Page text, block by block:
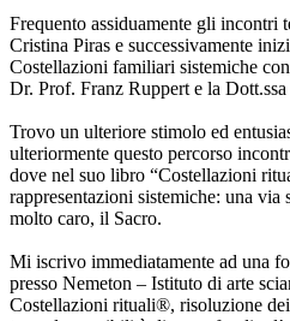
Frequento assiduamente gli incontri
Cristina Piras e successivamente
Costellazioni familiari sistemiche
Dr. Prof. Franz Ruppert e la
Trovo un ulteriore stimolo ed
ulteriormente questo percorso
dove nel suo libro “Costellazioni
rappresentazioni sistemiche: una via
molto caro, il Sacro.
Mi iscrivo immediatamente ad una
presso Nemeton – Istituto di arte
Costellazioni rituali®, risoluzione